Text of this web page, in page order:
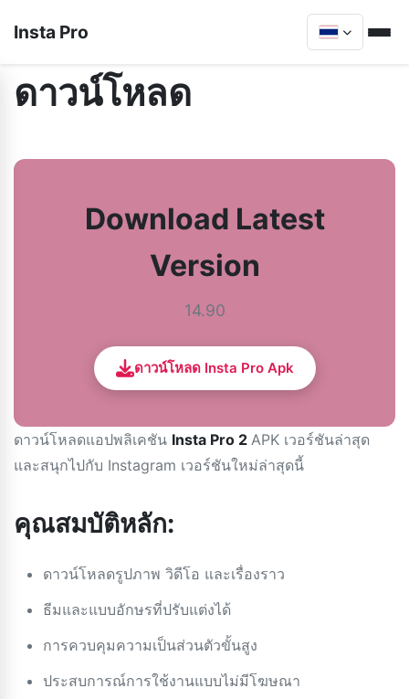
Insta Pro
ดาวน์โหลด
Download Latest
Version
14.90
ดาวน์โหลด Insta Pro Apk
ดาวน์โหลดแอปพลิเคชัน Insta Pro 2 APK เวอร์ชันล่าสุด
และสนุกไปกับ Instagram เวอร์ชันใหม่ล่าสุดนี้
คุณสมบัติหลัก:
ดาวน์โหลดรูปภาพ วิดีโอ และเรื่องราว
ธีมและแบบอักษรที่ปรับแต่งได้
การควบคุมความเป็นส่วนตัวขั้นสูง
ประสบการณ์การใช้งานแบบไม่มีโฆษณา